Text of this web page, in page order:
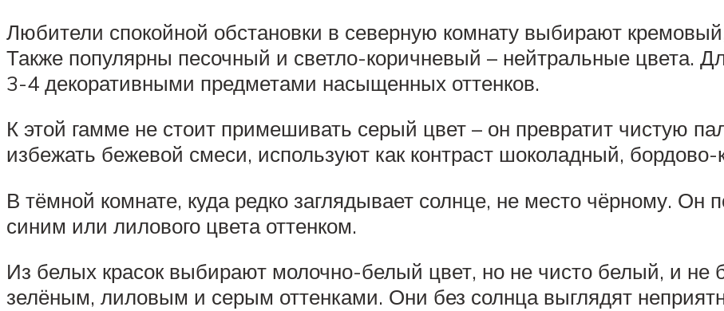
Любители спокойной обстановки в северную комнату выбирают
Также популярны песочный и светло-коричневый – нейтральные цвета.
3-4 декоративными предметами насыщенных оттенков.
К этой гамме не стоит примешивать серый цвет – он превратит чистую
избежать бежевой смеси, используют как контраст шоколадный,
В тёмной комнате, куда редко заглядывает солнце, не место чёрному. Он
синим или лилового цвета оттенком.
Из белых красок выбирают молочно-белый цвет, но не чисто белый, и не
зелёным, лиловым и серым оттенками. Они без солнца выглядят